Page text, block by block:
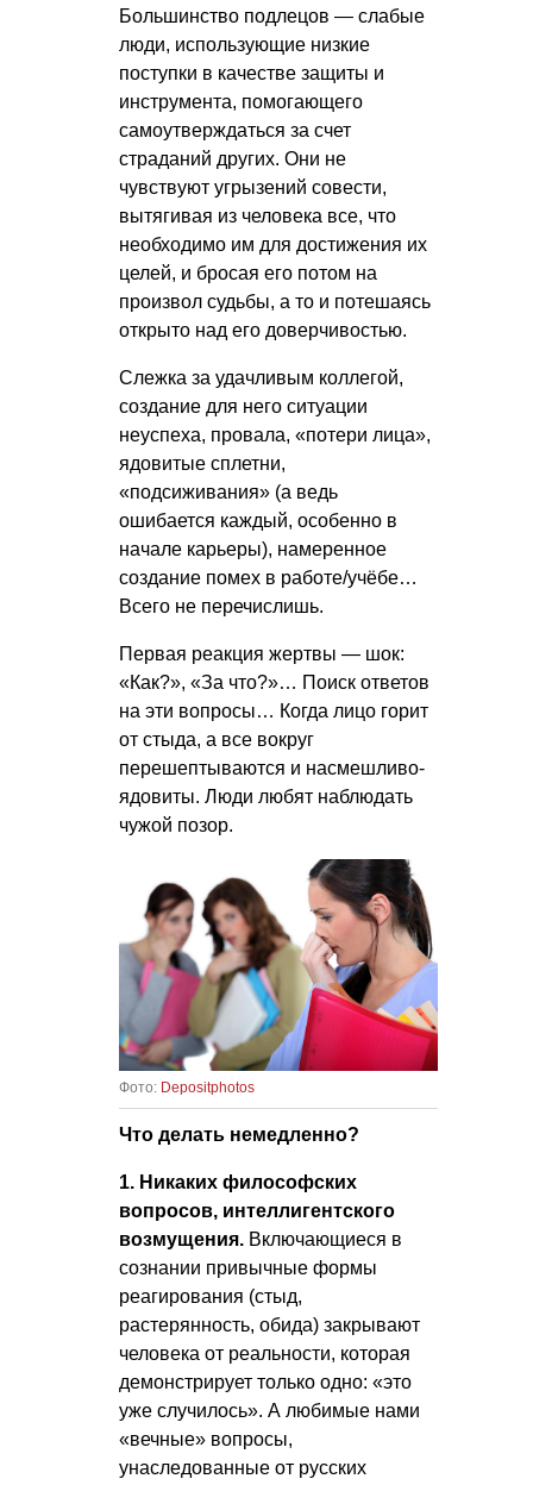
Большинство подлецов — слабые
люди, использующие низкие
поступки в качестве защиты и
инструмента, помогающего
самоутверждаться за счет
страданий других. Они не
чувствуют угрызений совести,
вытягивая из человека все, что
необходимо им для достижения их
целей, и бросая его потом на
произвол судьбы, а то и потешаясь
открыто над его доверчивостью.
Слежка за удачливым коллегой,
создание для него ситуации
неуспеха, провала, «потери лица»,
ядовитые сплетни,
«подсиживания» (а ведь
ошибается каждый, особенно в
начале карьеры), намеренное
создание помех в работе/учёбе…
Всего не перечислишь.
Первая реакция жертвы — шок:
«Как?», «За что?»… Поиск ответов
на эти вопросы… Когда лицо горит
от стыда, а все вокруг
перешептываются и насмешливо-
ядовиты. Люди любят наблюдать
чужой позор.
Фото: Depositphotos
Что делать немедленно?
1. Никаких философских
вопросов, интеллигентского
возмущения. Включающиеся в
сознании привычные формы
реагирования (стыд,
растерянность, обида) закрывают
человека от реальности, которая
демонстрирует только одно: «это
уже случилось». А любимые нами
«вечные» вопросы,
унаследованные от русских